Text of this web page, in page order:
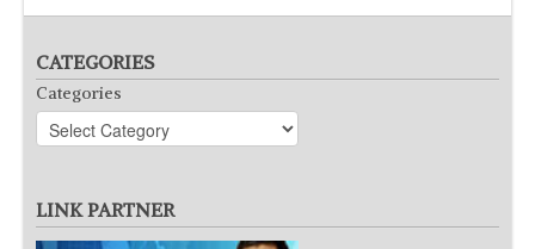
CATEGORIES
Categories
LINK PARTNER